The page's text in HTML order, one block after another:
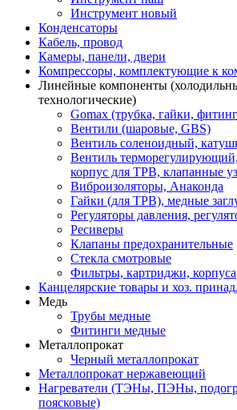
Инструмент новый
Конденсаторы
Кабель, провод
Камеры, панели, двери
Компрессоры, комплектующие к
Линейные компоненты
технологические)
Gomax (трубка, гайки,
Вентили (шаровые, GBS)
Вентиль соленоидный,
Вентиль
корпус для ТРВ, клапанные
Виброизоляторы, Анаконда
Гайки (для ТРВ), медные
Регуляторы давления,
Ресиверы
Клапаны предохранительные
Стекла смотровые
Фильтры, картриджи, корпуса
Канцелярские товары и хоз.
Медь
Трубы медные
Фитинги медные
Металлопрокат
Черный металлопрокат
Металлопрокат нержавеющий
Нагреватели (ТЭНы, ПЭНы,
поясковые)